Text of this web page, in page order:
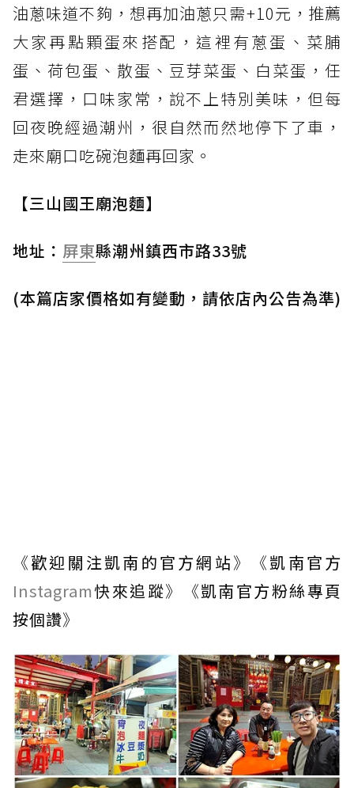
油蔥味道不夠，想再加油蔥只需+10元，推薦
大家再點顆蛋來搭配，這裡有蔥蛋、菜脯
蛋、荷包蛋、散蛋、豆芽菜蛋、白菜蛋，任
君選擇，口味家常，說不上特別美味，但每
回夜晚經過潮州，很自然而然地停下了車，
走來廟口吃碗泡麵再回家。
【三山國王廟泡麵】
地址： 屏東縣潮州鎮西市路33號
(本篇店家價格如有變動，請依店內公告為準)
《歡迎關注凱南的官方網站》《凱南官方
Instagram快來追蹤》《凱南官方粉絲專頁
按個讚》